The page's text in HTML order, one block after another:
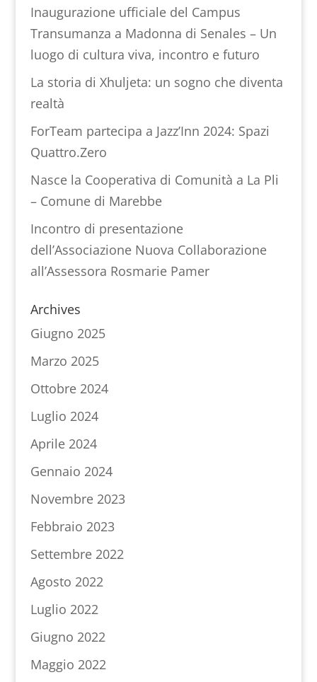
Inaugurazione ufficiale del Campus
Transumanza a Madonna di Senales – Un
luogo di cultura viva, incontro e futuro
La storia di Xhuljeta: un sogno che diventa
realtà
ForTeam partecipa a Jazz’Inn 2024: Spazi
Quattro.Zero
Nasce la Cooperativa di Comunità a La Pli
– Comune di Marebbe
Incontro di presentazione
dell’Associazione Nuova Collaborazione
all’Assessora Rosmarie Pamer
Archives
Giugno 2025
Marzo 2025
Ottobre 2024
Luglio 2024
Aprile 2024
Gennaio 2024
Novembre 2023
Febbraio 2023
Settembre 2022
Agosto 2022
Luglio 2022
Giugno 2022
Maggio 2022